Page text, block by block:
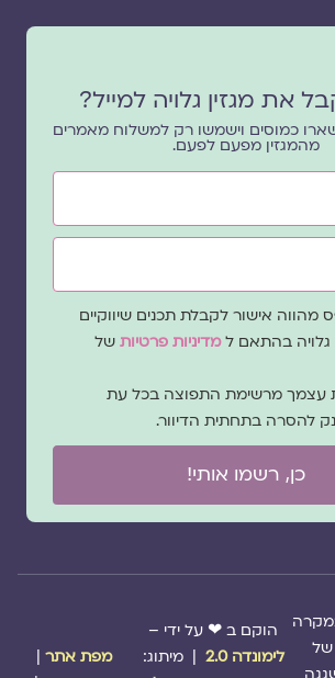
את מגזין גלויה למייל?
כמוסים וישמשו רק למשלוח מאמרים
מהמגזין מפעם לפעם.
אישור לקבלת תכנים שיווקיים
גלויה בהתאם ל מדיניות פרטיותשל
עצמך מרשימת התפוצה בכל עת
להסרה בתחתית הדיוור.
כן, רשמו אותי!
של
הוקם ב ❤ על ידי –
לימונדה 2.0
| מיתוג:
מפת אתר|